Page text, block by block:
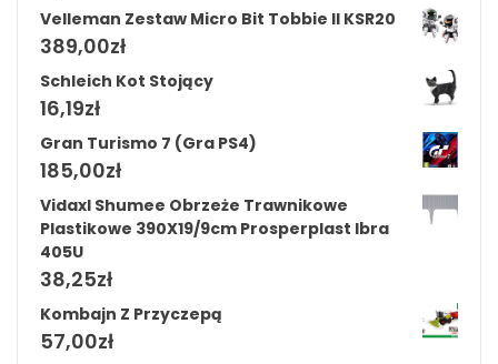
Velleman Zestaw Micro Bit Tobbie II KSR20
389,00zł
Schleich Kot Stojący
16,19zł
Gran Turismo 7 (Gra PS4)
185,00zł
Vidaxl Shumee Obrzeże Trawnikowe
Plastikowe 390X19/9cm Prosperplast Ibra
405U
38,25zł
Kombajn Z Przyczepą
57,00zł